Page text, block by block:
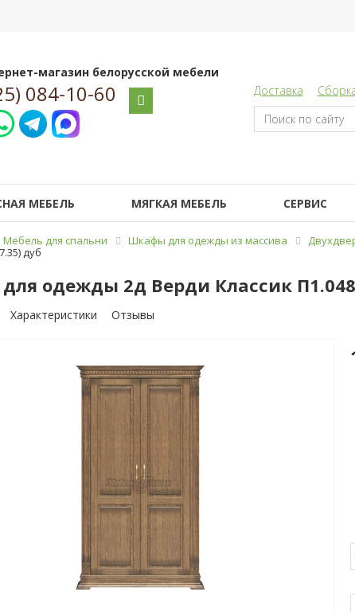
магазин белорусской мебели
084-10-60 Доставка
МЕБЕЛЬ МЯГКАЯ МЕБЕЛЬ СЕРВИС
Мебель для спальни Шкафы для одежды из массива
дуб
одежды 2д Верди Классик
Характеристики Отзывы